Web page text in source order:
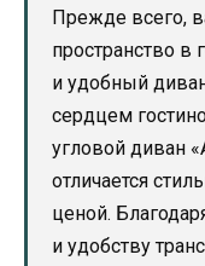
Прежде всего,
пространство в
и удобный
сердцем
угловой диван
отличается
ценой.
и удобству